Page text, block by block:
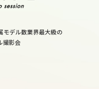
モデル数業界最大級の
撮影会